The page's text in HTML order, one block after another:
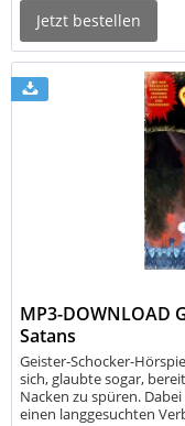
Jetzt bestellen
MP3-DOWNLOAD
Satans
Geister-Schocker-
sich, glaubte sogar,
Nacken zu spüren.
einen langgesuchten